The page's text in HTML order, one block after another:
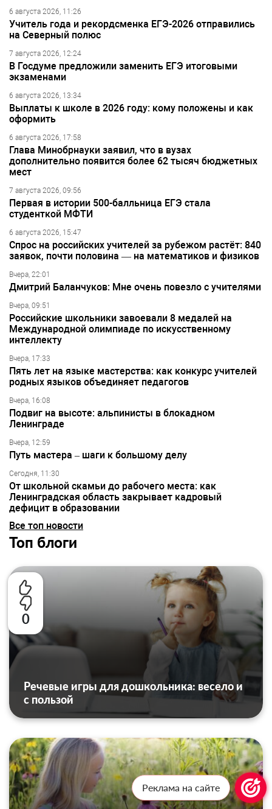
0
6 августа 2026, 11:26
Учитель года и рекордсменка ЕГЭ-2026 отправились
на Северный полюс
7 августа 2026, 12:24
В Госдуме предложили заменить ЕГЭ итоговыми
экзаменами
6 августа 2026, 13:34
Выплаты к школе в 2026 году: кому положены и как
оформить
6 августа 2026, 17:58
Глава Минобрнауки заявил, что в вузах
дополнительно появится более 62 тысяч бюджетных
мест
7 августа 2026, 09:56
Первая в истории 500-балльница ЕГЭ стала
студенткой МФТИ
6 августа 2026, 15:47
Спрос на российских учителей за рубежом растёт: 840
заявок, почти половина — на математиков и физиков
Вчера, 22:01
Дмитрий Баланчуков: Мне очень повезло с учителями
Вчера, 09:51
Российские школьники завоевали 8 медалей на
Международной олимпиаде по искусственному
интеллекту
Вчера, 17:33
Пять лет на языке мастерства: как конкурс учителей
родных языков объединяет педагогов
Вчера, 16:08
Подвиг на высоте: альпинисты в блокадном
Ленинграде
Вчера, 12:59
Путь мастера – шаги к большому делу
Сегодня, 11:30
От школьной скамьи до рабочего места: как
Ленинградская область закрывает кадровый
дефицит в образовании
Все топ новости
Топ блоги
Речевые игры для дошкольника: весело и
с пользой
Реклама на сайте